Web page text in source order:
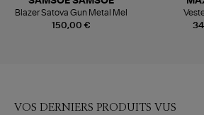
150,00 €
Blazer Satova Gun Metal Mel
VOS DERNIERS PRODUITS VUS